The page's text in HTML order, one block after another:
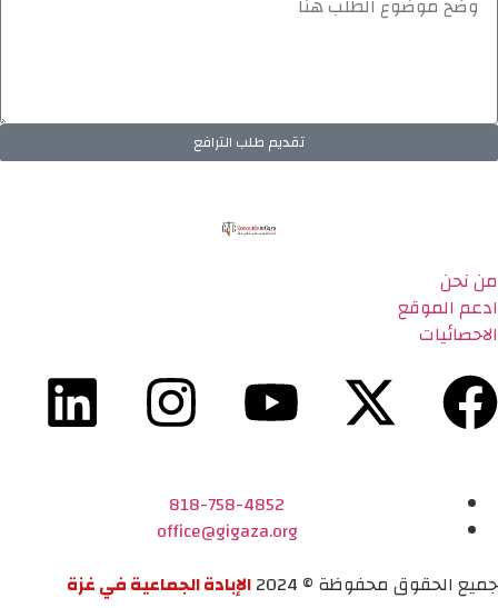
تقديم طلب الترافع
من نحن
ادعم الموقع
الاحصائيات
818-758-4852
office@gigaza.org
جميع الحقوق محفوظة © 2024
الإبادة الجماعية في غزة